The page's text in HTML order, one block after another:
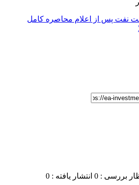
نفت پس از اعلام محاصره کامل
بررسی : 0 انتشار یافته : 0